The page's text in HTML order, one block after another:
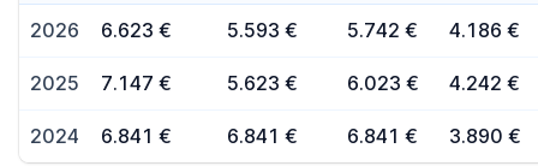
2026 6.623 € 5.593 € 5.742 € 4.186 €
2025 7.147 € 5.623 € 6.023 € 4.242 €
2024 6.841 € 6.841 € 6.841 € 3.890 €